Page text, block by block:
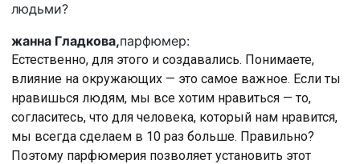
людьми?
жанна Гладкова,парфюмер:
Естественно, для этого и создавались. Понимаете,
влияние на окружающих — это самое важное. Если ты
нравишься людям, мы все хотим нравиться — то,
согласитесь, что для человека, который нам нравится,
мы всегда сделаем в 10 раз больше. Правильно?
Поэтому парфюмерия позволяет установить этот